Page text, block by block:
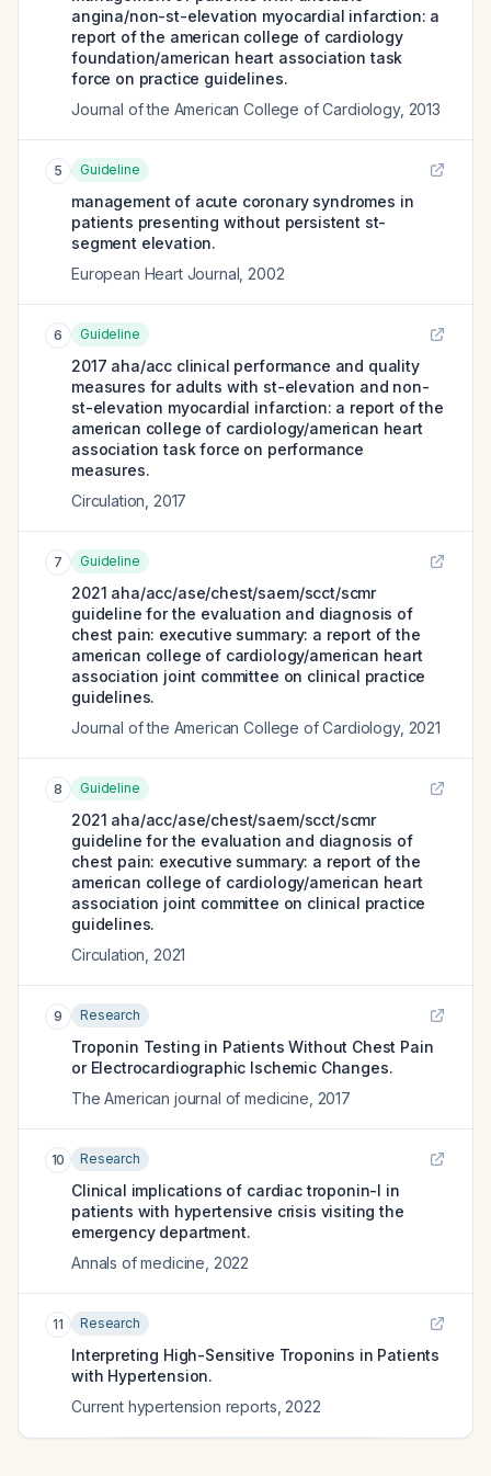
angina/non-st-elevation myocardial infarction: a
report of the american college of cardiology
foundation/american heart association task
force on practice guidelines.
Journal of the American College of Cardiology, 2013
5 Guideline
management of acute coronary syndromes in
patients presenting without persistent st-
segment elevation.
European Heart Journal 2002
6 Guideline
2017 aha/acc clinical performance and quality
measures for adults with st-elevation and non-
st-elevation myocardial infarction: a report of the
american college of cardiology/american heart
association task force on performance
measures.
Circulation 2017
7 Guideline
2021 aha/acc/ase/chest/saem/scct/scmr
guideline for the evaluation and diagnosis of
chest pain: executive summary: a report of the
american college of cardiology/american heart
association joint committee on clinical practice
guidelines.
Journal of the American College of Cardiology, 2021
8 Guideline
2021 aha/acc/ase/chest/saem/scct/scmr
guideline for the evaluation and diagnosis of
chest pain: executive summary: a report of the
american college of cardiology/american heart
association joint committee on clinical practice
guidelines.
Circulation 2021
9 Research
Troponin Testing in Patients Without Chest Pain
or Electrocardiographic Ischemic Changes.
The American journal of medicine 2017
10 Research
Clinical implications of cardiac troponin-I in
patients with hypertensive crisis visiting the
emergency department.
Annals of medicine 2022
11 Research
Interpreting High-Sensitive Troponins in Patients
with Hypertension.
Current hypertension reports 2022